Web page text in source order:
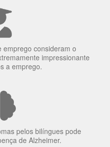
mundo
consideram o
a emprego.